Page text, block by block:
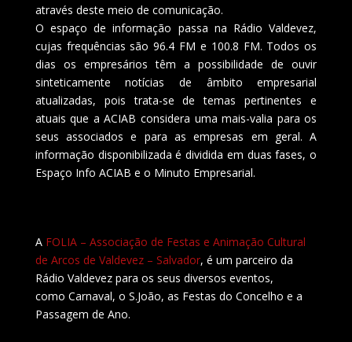
através deste meio de comunicação.
O espaço de informação passa na Rádio Valdevez,
cujas frequências são 96.4 FM e 100.8 FM. Todos os
dias os empresários têm a possibilidade de ouvir
sinteticamente notícias de âmbito empresarial
atualizadas, pois trata-se de temas pertinentes e
atuais que a ACIAB considera uma mais-valia para os
seus associados e para as empresas em geral. A
informação disponibilizada é dividida em duas fases, o
Espaço Info ACIAB e o Minuto Empresarial.
A FOLIA – Associação de Festas e Animação Cultural
de Arcos de Valdevez – Salvador, é um parceiro da
Rádio Valdevez para os seus diversos eventos,
como Carnaval, o S.João, as Festas do Concelho e a
Passagem de Ano.